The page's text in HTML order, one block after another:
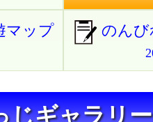
マップ のん
じギャラリ